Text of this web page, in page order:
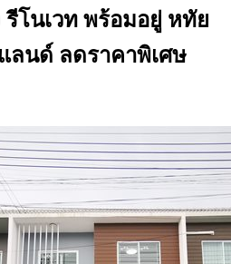
รีโนเวท พร้อมอยู่ หทัย
ลนด์ ลดราคาพิเศษ